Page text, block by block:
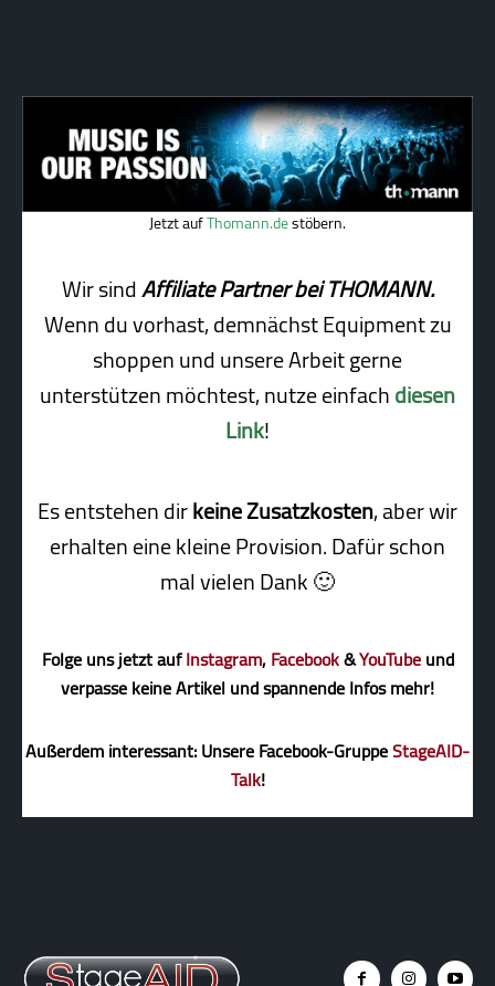
Jetzt aufThomann.destöbern.
Wir sindAffiliate Partner bei THOMANN.
Wenn du vorhast, demnächst Equipment zu
shoppen und unsere Arbeit gerne
unterstützen möchtest, nutze einfachdiesen
Link!
Es entstehen dirkeine Zusatzkosten, aber wir
erhalten eine kleine Pro­vi­sion. Dafür schon
mal vielen Dank 🙂
Folge uns jetzt aufInstagram,Facebook&YouTubeund
verpasse keine Artikel und spannende Infos mehr!
Außerdem interessant: Unsere Facebook-GruppeStageAID-
Talk!